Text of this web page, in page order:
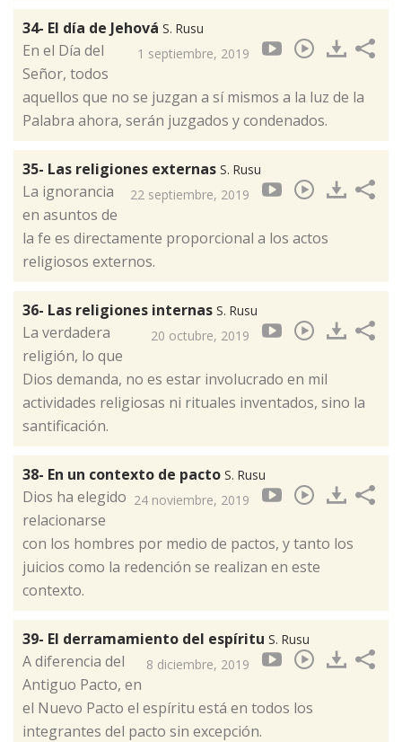
34- El día de Jehová S. Rusu
1 septiembre, 2019
En el Día del
Señor, todos
aquellos que no se juzgan a sí mismos a la luz de la
Palabra ahora, serán juzgados y condenados.
35- Las religiones externas S. Rusu
22 septiembre, 2019
La ignorancia
en asuntos de
la fe es directamente proporcional a los actos
religiosos externos.
36- Las religiones internas S. Rusu
20 octubre, 2019
La verdadera
religión, lo que
Dios demanda, no es estar involucrado en mil
actividades religiosas ni rituales inventados, sino la
santificación.
38- En un contexto de pacto S. Rusu
24 noviembre, 2019
Dios ha elegido
relacionarse
con los hombres por medio de pactos, y tanto los
juicios como la redención se realizan en este
contexto.
39- El derramamiento del espíritu S. Rusu
8 diciembre, 2019
A diferencia del
Antiguo Pacto, en
el Nuevo Pacto el espíritu está en todos los
integrantes del pacto sin excepción.